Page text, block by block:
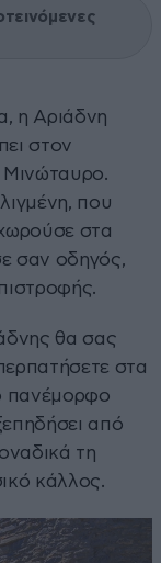
η Αριάδνη
στον
Μινώταυρο.
που
στα
σαν οδηγός,
θα σας
στα
πανέμορφο
από
τη
κάλλος.